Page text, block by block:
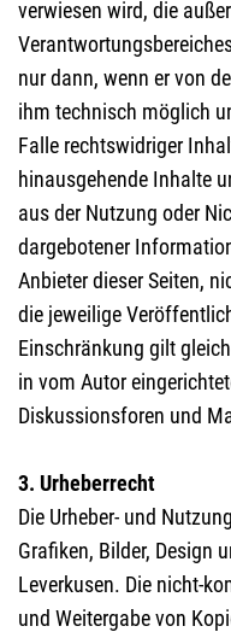
verwiesen wird, die
nur dann, wenn er von
ihm technisch möglich
Falle rechtswidriger
hinausgehende Inhalte
aus der Nutzung oder
dargebotener
Anbieter dieser Seiten,
die jeweilige
Einschränkung gilt
in vom Autor
Diskussionsforen und
3. Urheberrecht
Die Urheber- und
Grafiken, Bilder, Design
Leverkusen. Die nicht-
und Weitergabe von